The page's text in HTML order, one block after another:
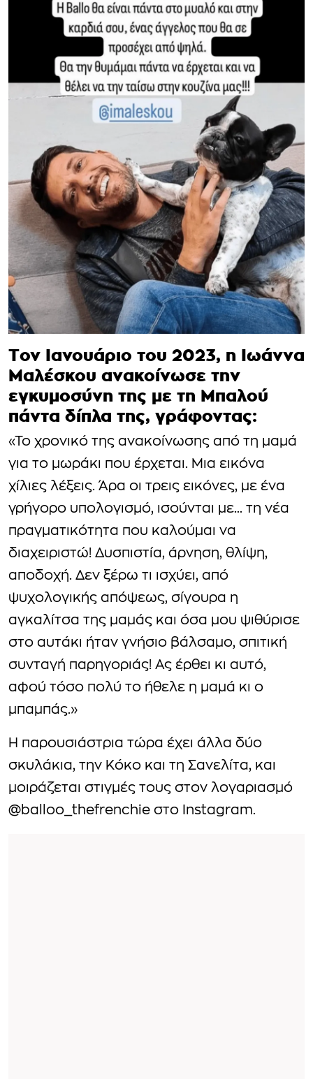
Τον Ιανουάριο του 2023, η Ιωάννα
Μαλέσκου ανακοίνωσε την
εγκυμοσύνη της με τη Μπαλού
πάντα δίπλα της, γράφοντας:
«Το χρονικό της ανακοίνωσης από τη μαμά
για το μωράκι που έρχεται. Μια εικόνα
χίλιες λέξεις. Άρα οι τρεις εικόνες, με ένα
γρήγορο υπολογισμό, ισούνται με… τη νέα
πραγματικότητα που καλούμαι να
διαχειριστώ! Δυσπιστία, άρνηση, θλίψη,
αποδοχή. Δεν ξέρω τι ισχύει, από
ψυχολογικής απόψεως, σίγουρα η
αγκαλίτσα της μαμάς και όσα μου ψιθύρισε
στο αυτάκι ήταν γνήσιο βάλσαμο, σπιτική
συνταγή παρηγοριάς! Ας έρθει κι αυτό,
αφού τόσο πολύ το ήθελε η μαμά κι ο
μπαμπάς.»
Η παρουσιάστρια τώρα έχει άλλα δύο
σκυλάκια, την Κόκο και τη Σανελίτα, και
μοιράζεται στιγμές τους στον λογαριασμό
@balloo_thefrenchie στο Instagram.